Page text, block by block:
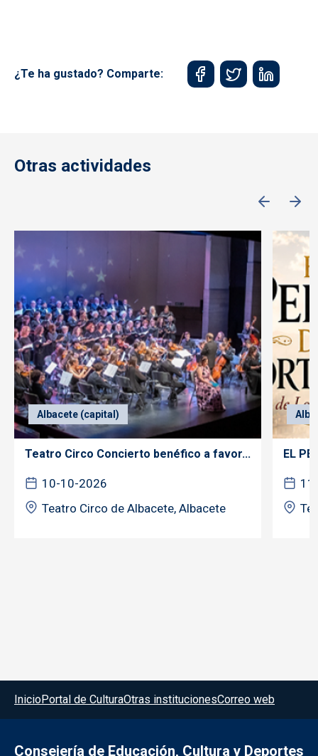
¿Te ha gustado? Comparte:
Otras actividades
Albacete (capital)
Teatro Circo Concierto benéfico a favor...
10-10-2026
Teatro Circo de Albacete, Albacete
EL
Menú del pie
InicioPortal de CulturaOtras institucionesCorreo web
Consejería de Educación, Cultura y Deportes